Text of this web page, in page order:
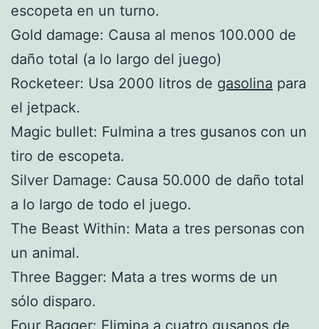
escopeta en un turno.
Gold damage: Causa al menos 100.000 de
daño total (a lo largo del juego)
Rocketeer: Usa 2000 litros de gasolina para
el jetpack.
Magic bullet: Fulmina a tres gusanos con un
tiro de escopeta.
Silver Damage: Causa 50.000 de daño total
a lo largo de todo el juego.
The Beast Within: Mata a tres personas con
un animal.
Three Bagger: Mata a tres worms de un
sólo disparo.
Four Bagger: Elimina a cuatro gusanos de